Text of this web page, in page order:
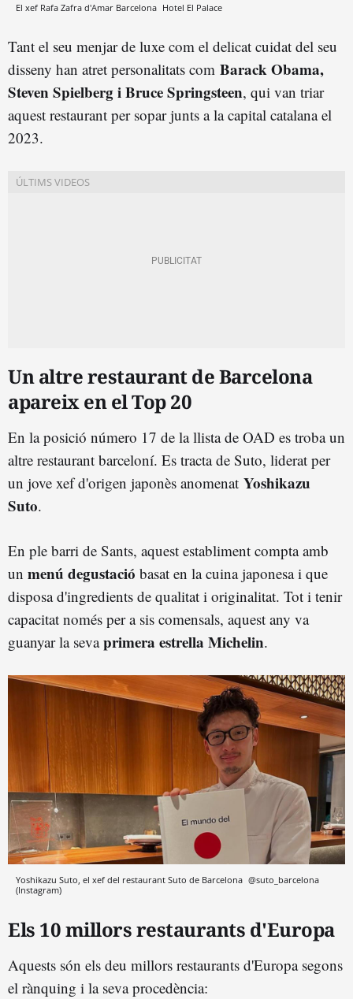
El xef Rafa Zafra d'Amar Barcelona Hotel El Palace
Tant el seu menjar de luxe com el delicat cuidat del seu
disseny han atret personalitats com Barack Obama,
Steven Spielberg i Bruce Springsteen, qui van triar
aquest restaurant per sopar junts a la capital catalana el
2023.
Un altre restaurant de Barcelona
apareix en el Top 20
En la posició número 17 de la llista de OAD es troba un
altre restaurant barceloní. Es tracta de Suto, liderat per
un jove xef d'origen japonès anomenat Yoshikazu
Suto.
En ple barri de Sants, aquest establiment compta amb
un menú degustació basat en la cuina japonesa i que
disposa d'ingredients de qualitat i originalitat. Tot i tenir
capacitat només per a sis comensals, aquest any va
guanyar la sevaprimera estrella Michelin.
Yoshikazu Suto, el xef del restaurant Suto de Barcelona @suto_barcelona
(Instagram)
Els 10 millors restaurants d'Europa
Aquests són els deu millors restaurants d'Europa segons
el rànquing i la seva procedència: